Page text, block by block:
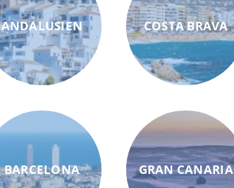
ANDALUSIEN
BARCELONA
COSTA BRAVA
GRAN CANARIA